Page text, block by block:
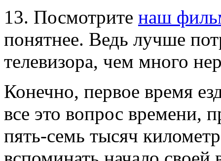
13. Посмотрите наш
понятнее. Ведь лучше
телевизора, чем много
Конечно, первое время
все это вопрос времени,
пять-семь тысяч